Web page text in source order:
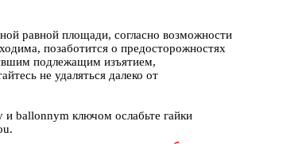
равной площади, согласно возможности
позаботится о предосторожностях
подлежащим изъятием,
не удаляться далеко от
ballonnym ключом ослабьте гайки